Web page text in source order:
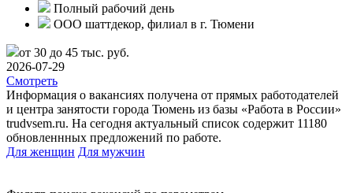
Полный рабочий день
ООО шаттдекор, филиал в г. Тюмени
от 30 до 45 тыс. руб.
2026-07-29
Смотреть
Информация о вакансиях получена от прямых работодателей
и центра занятости города Тюмень из базы «Работа в России»
trudvsem.ru. На сегодня актуальный список содержит 11180
обновленнных предложений по работе.
Для женщин Для мужчин